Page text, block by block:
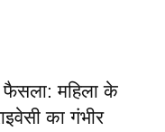
महिला के
का गंभीर